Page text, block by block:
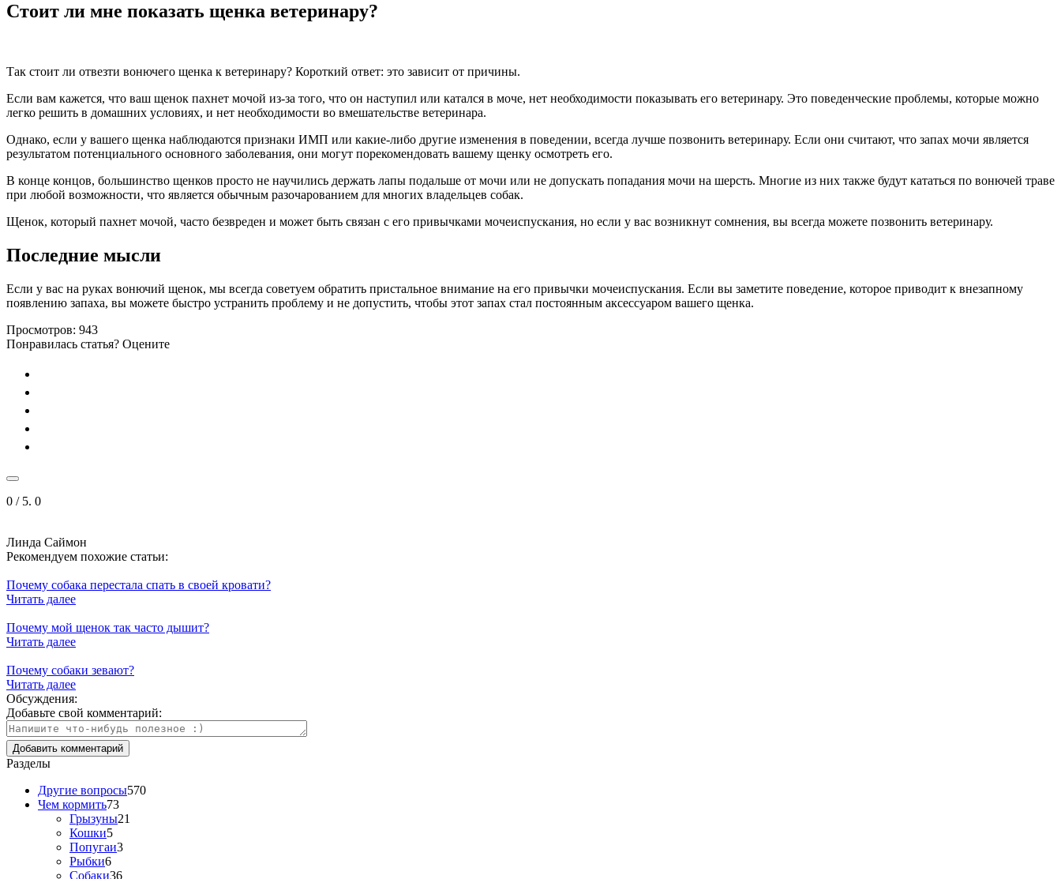
Стоит ли мне показать щенка ветеринару?
Так стоит ли отвезти вонючего щенка к ветеринару? Короткий ответ: это зависит от причины.
Если вам кажется, что ваш щенок пахнет мочой из-за того, что он наступил или катался в моче, нет необходимости показывать его ветеринару. Это поведенческие проблемы, которые можно
легко решить в домашних условиях, и нет необходимости во вмешательстве ветеринара.
Однако, если у вашего щенка наблюдаются признаки ИМП или какие-либо другие изменения в поведении, всегда лучше позвонить ветеринару. Если они считают, что запах мочи является
результатом потенциального основного заболевания, они могут порекомендовать вашему щенку осмотреть его.
В конце концов, большинство щенков просто не научились держать лапы подальше от мочи или не допускать попадания мочи на шерсть. Многие из них также будут кататься по вонючей траве
при любой возможности, что является обычным разочарованием для многих владельцев собак.
Щенок, который пахнет мочой, часто безвреден и может быть связан с его привычками мочеиспускания, но если у вас возникнут сомнения, вы всегда можете позвонить ветеринару.
Последние мысли
Если у вас на руках вонючий щенок, мы всегда советуем обратить пристальное внимание на его привычки мочеиспускания. Если вы заметите поведение, которое приводит к внезапному
появлению запаха, вы можете быстро устранить проблему и не допустить, чтобы этот запах стал постоянным аксессуаром вашего щенка.
Просмотров: 943
Понравилась статья? Оцените
0 / 5. 0
Линда Саймон
Рекомендуем похожие статьи:
Почему собака перестала спать в своей кровати?
Читать далее
Почему мой щенок так часто дышит?
Читать далее
Почему собаки зевают?
Читать далее
Обсуждения:
Добавьте свой комментарий:
Разделы
Другие вопросы570
Чем кормить73
Грызуны21
Кошки5
Попугаи3
Рыбки6
Собаки36